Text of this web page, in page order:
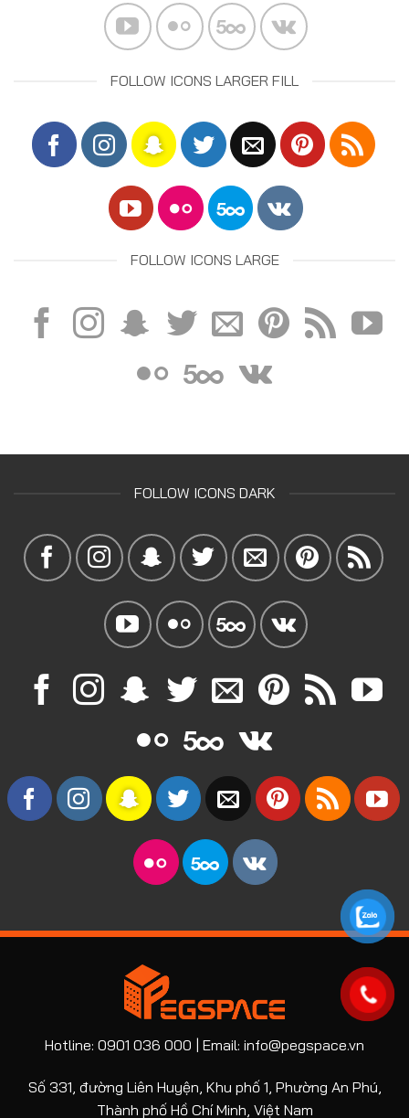
FOLLOW ICONS LARGER FILL
FOLLOW ICONS LARGE
FOLLOW ICONS DARK
Hotline: 0901 036 000 | Email: info@pegspace.vn
Số 331, đường Liên Huyện, Khu phố 1, Phường An Phú,
Thành phố Hồ Chí Minh, Việt Nam